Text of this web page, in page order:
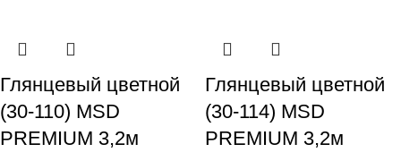
Глянцевый цветной
(30-110) MSD
PREMIUM 3,2м
Глянцевый цветной
(30-114) MSD
PREMIUM 3,2м